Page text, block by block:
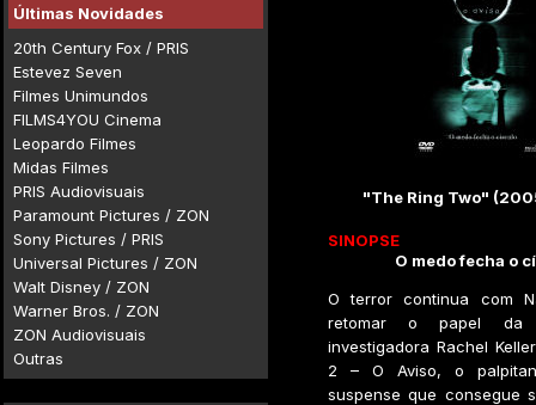
Últimas Novidades
20th Century Fox / PRIS
Estevez Seven
Filmes Unimundos
FILMS4YOU Cinema
Leopardo Filmes
Midas Filmes
PRIS Audiovisuais
Paramount Pictures / ZON
Sony Pictures / PRIS
Universal Pictures / ZON
Walt Disney / ZON
Warner Bros. / ZON
ZON Audiovisuais
Outras
"The Ring Two"
SINOPSE
O medo fecha o
O terror continua com
retomar o papel da
investigadora Rachel
2 – O Aviso, o
suspense que consegue